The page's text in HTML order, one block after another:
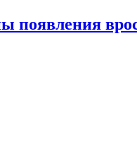
появления